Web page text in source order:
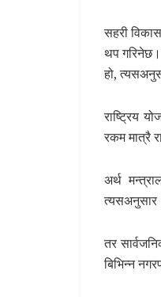
सहरी
थप
हो,
राष्ट्रिय
रकम मात्रै
अर्थ
त्यसअनुसार
तर
बिभिन्न